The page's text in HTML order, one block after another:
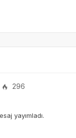
296
yayımladı.